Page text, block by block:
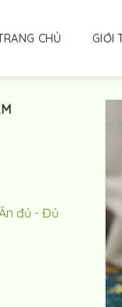
CHỦ GIỚI
đủ - Đủ